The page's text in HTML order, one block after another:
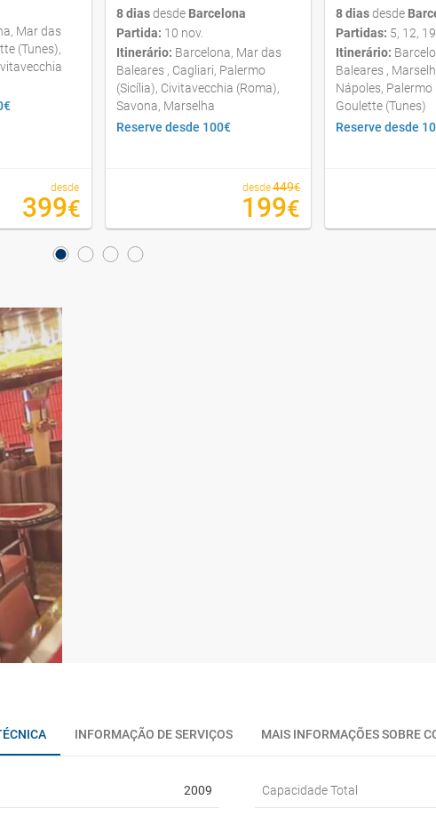
Mar das
(Tunes),
desde
399€
Partida:10 nov.
Itinerário: Barcelona, Mar das
Baleares , Cagliari, Palermo
(Sicília), Civitavecchia (Roma),
Savona, Marselha
Reserve desde 100€
desde449€
199€
Partidas:5, 12,
Itinerário:
Baleares ,
Nápoles, Palermo
Goulette (Tunes)
Reserve desde
INFORMAÇÃO DE SERVIÇOS MAIS INFORMAÇÕES SOBRE
2009 Capacidade Total